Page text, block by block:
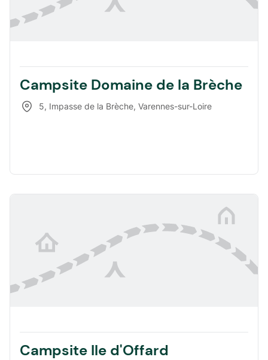
Campsite Domaine de la Brèche
5, Impasse de la Brèche, Varennes-sur-Loire
Campsite Ile d'Offard